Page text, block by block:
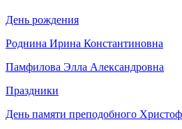
День рождения
Роднина Ирина Константиновна
Памфилова Элла Александровна
Праздники
День памяти преподобного